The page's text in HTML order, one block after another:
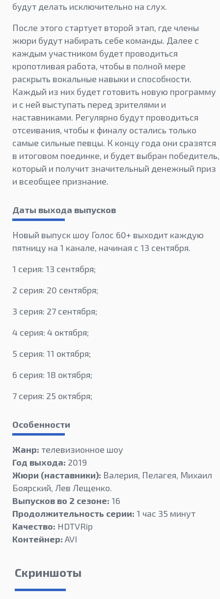
будут делать исключительно на слух.
После этого стартует второй этап, где члены
жюри будут набирать себе команды. Далее с
каждым участником будет проводиться
кропотливая работа, чтобы в полной мере
раскрыть вокальные навыки и способности.
Каждый из них будет готовить новую программу
и с ней выступать перед зрителями и
наставниками. Регулярно будут проводиться
отсеивания, чтобы к финалу остались только
самые сильные певцы. К концу года они сразятся
в итоговом поединке, и будет выбран победитель,
который и получит значительный денежный приз
и всеобщее признание.
Даты выхода выпусков
Новый выпуск шоу Голос 60+ выходит каждую
пятницу на 1 канале, начиная с 13 сентября.
1 серия: 13 сентября;
2 серия: 20 сентября;
3 серия: 27 сентября;
4 серия: 4 октября;
5 серия: 11 октября;
6 серия: 18 октября;
7 серия: 25 октября;
Особенности
Жанр: телевизионное шоу
Год выхода: 2019
Жюри (наставники): Валерия, Пелагея, Михаил
Боярский, Лев Лещенко.
Выпусков во 2 сезоне: 16
Продолжительность серии: 1 час 35 минут
Качество: HDTVRip
Контейнер: AVI
Скриншоты